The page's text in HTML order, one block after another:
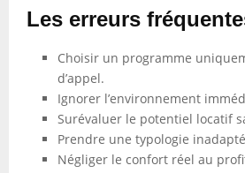
Les erreurs
Choisir un programme
d’appel.
Ignorer l’environnement
Surévaluer le potentiel locatif
Prendre une typologie
Négliger le confort réel au